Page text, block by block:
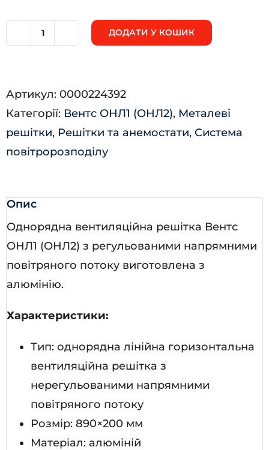
кількість
ДОДАТИ У КОШИК
Артикул: 0000224392
Категорії: Вентс ОНЛ1 (ОНЛ2), Металеві
решітки, Решітки та анемостати, Система
повітророзподілу
Опис
Однорядна вентиляційна решітка Вентс
ОНЛ1 (ОНЛ2) з регульованими напрямними
повітряного потоку виготовлена з
алюмінію.
Характеристики:
Тип: однорядна лінійна горизонтальна
вентиляційна решітка з
нерегульованими напрямними
повітряного потоку
Розмір: 890×200 мм
Матеріал: алюміній